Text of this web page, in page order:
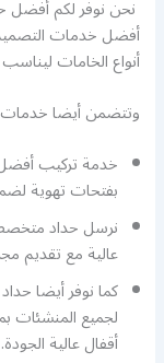
نحن نوفر لكم أفضل
أفضل خدمات
أنواع الخامات
وتتضمن أيضا خدمات
خدمة تركيب أفضل
بفتحات تهوية
نرسل حداد
عالية مع تقديم
كما نوفر أيضا
لجميع المنشئات
أقفال عالية الجودة.